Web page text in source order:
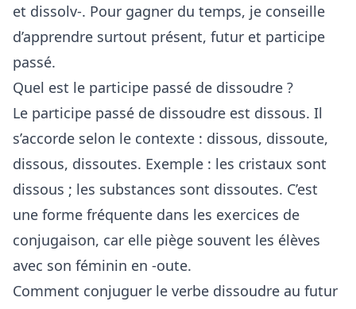
et dissolv-. Pour gagner du temps, je conseille
d’apprendre surtout présent, futur et participe
passé.
Quel est le participe passé de dissoudre ?
Le participe passé de dissoudre est dissous. Il
s’accorde selon le contexte : dissous, dissoute,
dissous, dissoutes. Exemple : les cristaux sont
dissous ; les substances sont dissoutes. C’est
une forme fréquente dans les exercices de
conjugaison, car elle piège souvent les élèves
avec son féminin en -oute.
Comment conjuguer le verbe dissoudre au futur